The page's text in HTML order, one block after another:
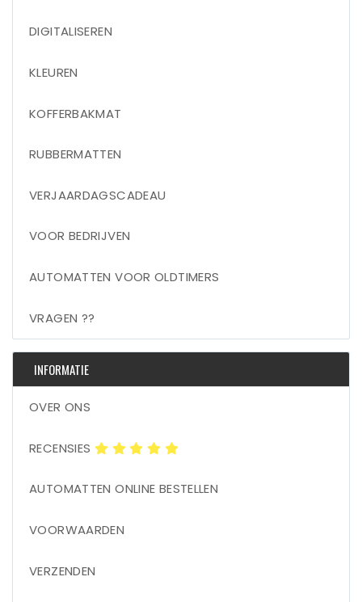
DIGITALISEREN
KLEUREN
KOFFERBAKMAT
RUBBERMATTEN
VERJAARDAGSCADEAU
VOOR BEDRIJVEN
AUTOMATTEN VOOR OLDTIMERS
VRAGEN ??
INFORMATIE
OVER ONS
RECENSIES
AUTOMATTEN ONLINE BESTELLEN
VOORWAARDEN
VERZENDEN